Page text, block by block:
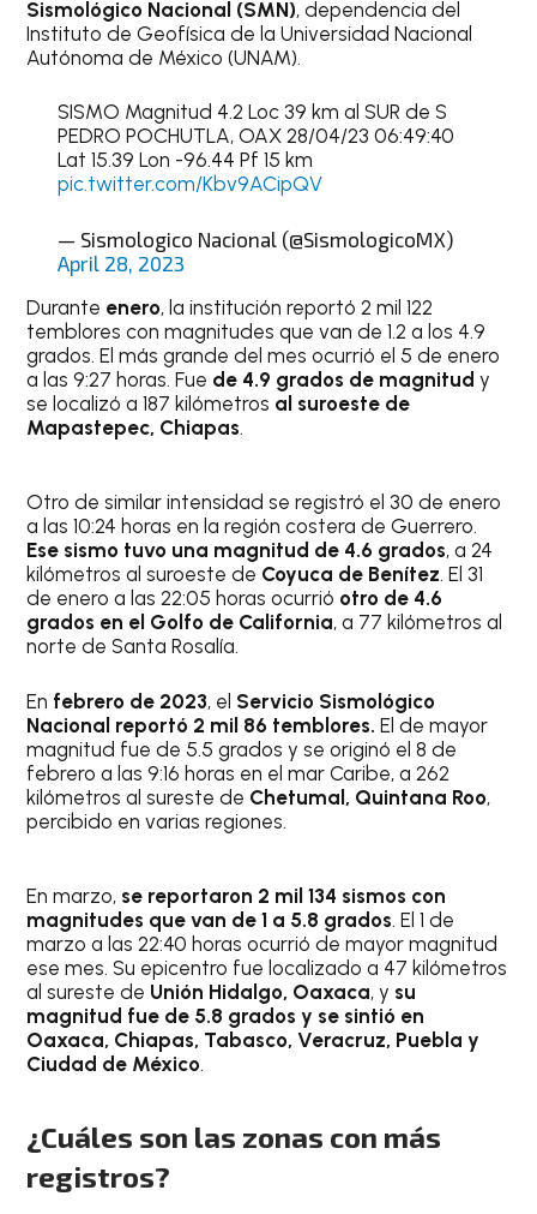
Sismológico Nacional (SMN), dependencia del
Instituto de Geofísica de la Universidad Nacional
Autónoma de México (UNAM).
SISMO Magnitud 4.2 Loc 39 km al SUR de S
PEDRO POCHUTLA, OAX 28/04/23 06:49:40
Lat 15.39 Lon -96.44 Pf 15 km
pic.twitter.com/Kbv9ACipQV
— Sismologico Nacional (@SismologicoMX)
April 28, 2023
Durante enero, la institución reportó 2 mil 122
temblores con magnitudes que van de 1.2 a los 4.9
grados. El más grande del mes ocurrió el 5 de enero
a las 9:27 horas. Fue de 4.9 grados de magnitudy
se localizó a 187 kilómetros al suroeste de
Mapastepec, Chiapas.
Otro de similar intensidad se registró el 30 de enero
a las 10:24 horas en la región costera de Guerrero.
Ese sismo tuvo una magnitud de 4.6 grados, a 24
kilómetros al suroeste de Coyuca de Benítez. El 31
de enero a las 22:05 horas ocurrió otro de 4.6
grados en el Golfo de California, a 77 kilómetros al
norte de Santa Rosalía.
En febrero de 2023, el Servicio Sismológico
Nacional reportó 2 mil 86 temblores.El de mayor
magnitud fue de 5.5 grados y se originó el 8 de
febrero a las 9:16 horas en el mar Caribe, a 262
kilómetros al sureste de Chetumal, Quintana Roo,
percibido en varias regiones.
En marzo, se reportaron 2 mil 134 sismos con
magnitudes que van de 1 a 5.8 grados. El 1 de
marzo a las 22:40 horas ocurrió de mayor magnitud
ese mes. Su epicentro fue localizado a 47 kilómetros
al sureste de Unión Hidalgo, Oaxaca, y su
magnitud fue de 5.8 grados y se sintió en
Oaxaca, Chiapas, Tabasco, Veracruz, Puebla y
Ciudad de México.
¿Cuáles son las zonas con más
registros?